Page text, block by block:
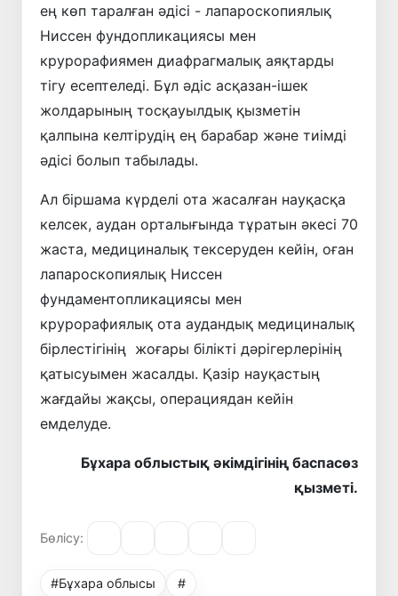
ең көп таралған әдісі - лапароскопиялық
Ниссен фундопликациясы мен
крурорафиямен диафрагмалық аяқтарды
тігу есептеледі. Бұл әдіс асқазан-ішек
жолдарының тосқауылдық қызметін
қалпына келтірудің ең барабар және тиімді
әдісі болып табылады.
Ал біршама күрделі ота жасалған науқасқа
келсек, аудан орталығында тұратын әкесі 70
жаста, медициналық тексеруден кейін, оған
лапароскопиялық Ниссен
фундаментопликациясы мен
крурорафиялық ота аудандық медициналық
бірлестігінің жоғары білікті дәрігерлерінің
қатысуымен жасалды. Қазір науқастың
жағдайы жақсы, операциядан кейін
емделуде.
Бұхара облыстық әкімдігінің баспасөз
қызметі.
Бөлісу:
#Бұхара облысы #